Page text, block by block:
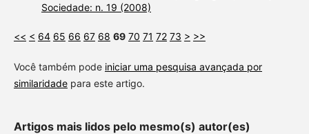
Sociedade: n. 19 (2008)
<< < 64 65 66 67 68 69 70 71 72 73 > >>
Você também pode iniciar uma pesquisa avançada por
similaridadepara este artigo.
Artigos mais lidos pelo mesmo(s) autor(es)